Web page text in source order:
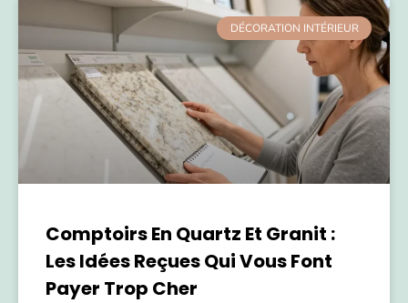
DÉCORATION INTÉRIEUR
Comptoirs En Quartz Et Granit :
Les Idées Reçues Qui Vous Font
Payer Trop Cher